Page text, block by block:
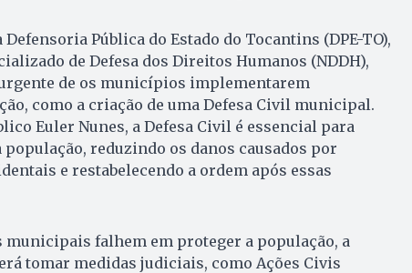
Pública do Estado do Tocantins (DPE-TO),
de Defesa dos Direitos Humanos (NDDH),
de os municípios implementarem
como a criação de uma Defesa Civil municipal.
Euler Nunes, a Defesa Civil é essencial para
reduzindo os danos causados por
e restabelecendo a ordem após essas
municipais falhem em proteger a população, a
tomar medidas judiciais, como Ações Civis